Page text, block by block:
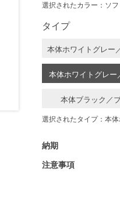
注意事項
納期
選択されたカラー：ソ
タイプ
本体ホワイトグレー
本体ホワイトグレー
本体ブラック／
選択されたタイプ：本